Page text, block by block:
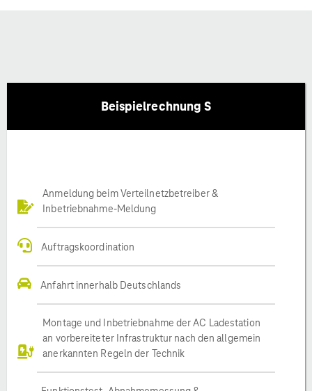
Beispielrechnung S
Anmeldung beim Verteilnetzbetreiber &
Inbetriebnahme-Meldung
Auftragskoordination
Anfahrt innerhalb Deutschlands
Montage und Inbetriebnahme der AC Ladestation
an vorbereiteter Infrastruktur nach den allgemein
anerkannten Regeln der Technik